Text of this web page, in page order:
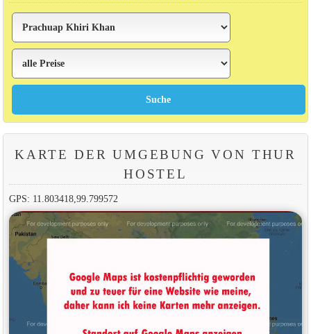
KARTE DER UMGEBUNG VON THUR
HOSTEL
GPS: 11.803418,99.799572